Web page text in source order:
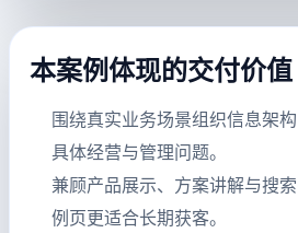
本案例体现的交付价值
围绕真实业务场景组织信息架
具体经营与管理问题。
兼顾产品展示、方案讲解与搜
例页更适合长期获客。